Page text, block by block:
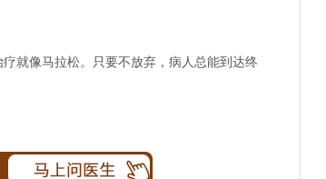
像马拉松。只要不放弃，病人总能到达终